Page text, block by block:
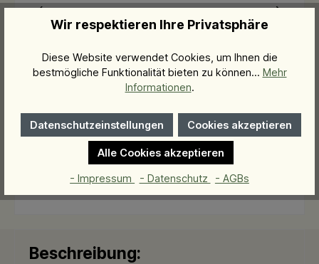
durchfeuchtender Toner
39,00 €*
In den Warenkorb
390,00 €* / 1 Liter
Beschreibung:
Wir respektieren Ihre Privatsphäre
Diese Website verwendet Cookies, um Ihnen die
bestmögliche Funktionalität bieten zu können... Mehr
Informationen.
Datenschutzeinstellungen Cookies akzeptieren
Alle Cookies akzeptieren
- Impressum - Datenschutz - AGBs